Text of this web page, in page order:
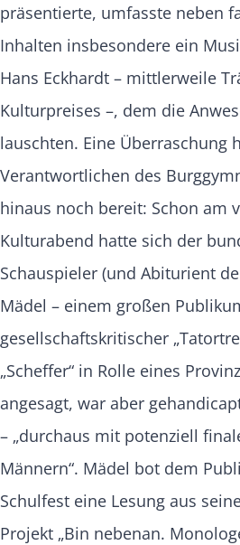
präsentierte, umfasste neben
Inhalten insbesondere ein
Hans Eckhardt – mittlerweile
Kulturpreises –, dem die
lauschten. Eine Überraschung
Verantwortlichen des
hinaus noch bereit: Schon am
Kulturabend hatte sich der
Schauspieler (und Abiturient
Mädel – einem großen
gesellschaftskritischer
„Scheffer“ in Rolle eines
angesagt, war aber
– „durchaus mit potenziell
Männern“. Mädel bot dem
Schulfest eine Lesung aus
Projekt „Bin nebenan.